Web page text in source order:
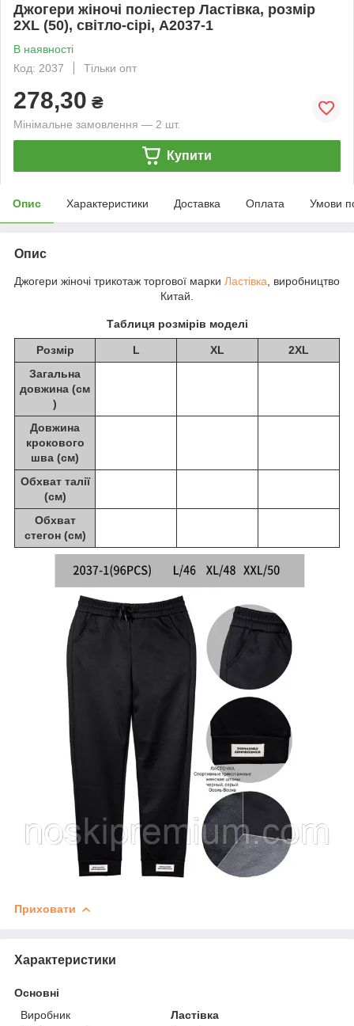
Джогери жіночі поліестер Ластівка, розмір
2XL (50), світло-сірі, А2037-1
В наявності
Код: 2037
Тільки опт
278,30 ₴
Мінімальне замовлення — 2 шт.
Купити
Опис Характеристики Доставка Оплата Умови
Опис
Джогери жіночі трикотаж торгової марки Ластівка , виробництво
Китай.
Таблиця розмірів моделі
Розмір L XL
2XL
Загальна
довжина (см
)
Довжина
крокового
шва (см)
Обхват талії
(см)
Обхват
стегон (см)
Приховати
Характеристики
Основні
Виробник
Ластівка